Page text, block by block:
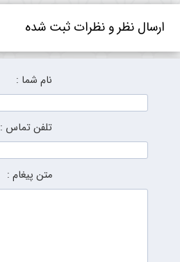
ارسال نظر و نظرات ثبت شده
نام شما :
تلفن تماس :
متن پیغام :